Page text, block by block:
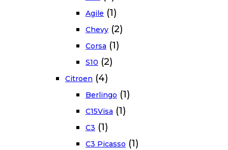
Agile (1)
Chevy (2)
Corsa (1)
S10 (2)
Citroen (4)
Berlingo (1)
C15Visa (1)
C3 (1)
C3 Picasso (1)